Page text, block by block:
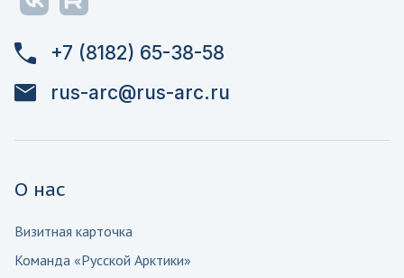
+7 (8182) 65-38-58
rus-arc@rus-arc.ru
О нас
Визитная карточка
Команда «Русской Арктики»